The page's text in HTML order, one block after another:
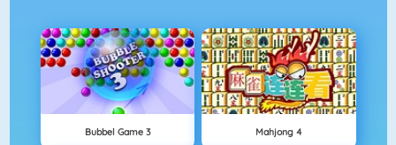
Bubbel Game 3 Mahjong 4